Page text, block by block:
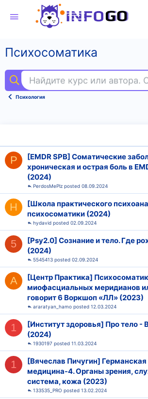
Психосоматика
Психология
P
[EMDR SPB] Соматические
хроническая и острая боль в
(2024)
08.09.2024
PerdosMePlz
H
[Школа практического
психосоматики (2024)
02.09.2024
hydavid
5
[Psy2.0] Сознание и тело. Где
(2024)
02.09.2024
5545413
A
[Центр Практика]
миофасциальных меридианов
говорит 6 Воркшоп «ЛЛ» (2023)
12.03.2024
araratyan_hamo
1
[Институт здоровья] Про тело -
(2024)
11.03.2024
1930197
1
[Вячеслав Пичугин] Германская
медицина-4. Органы зрения,
система, кожа (2023)
13.02.2024
133535_PRO